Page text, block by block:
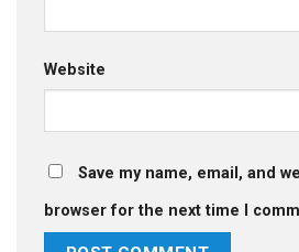
Website
Save my name, email, and
browser for the next time I